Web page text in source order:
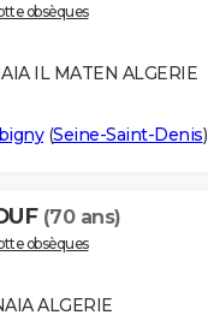
obsèques
IL MATEN ALGERIE
(Seine-Saint-Denis)
(70 ans)
obsèques
ALGERIE